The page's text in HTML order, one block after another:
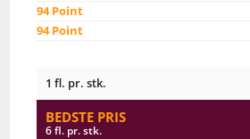
94 Point
94 Point
1 fl. pr. stk.
BEDSTE PRIS
6 fl. pr. stk.